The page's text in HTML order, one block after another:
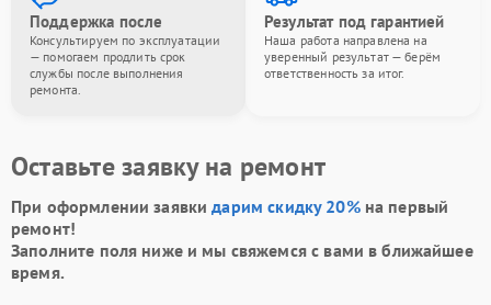
Поддержка после
Консультируем по эксплуатации
— помогаем продлить срок
службы после выполнения
ремонта.
Результат под гарантией
Наша работа направлена на
уверенный результат — берём
ответственность за итог.
Оставьте заявку на ремонт
При оформлении заявкидарим скидку 20%на первый
ремонт!
Заполните поля ниже и мы свяжемся с вами в ближайшее
время.